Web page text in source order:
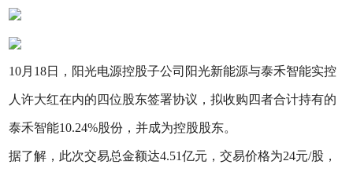
10月18日，阳光电源控股子公司阳光新能源与泰禾智能实控
人许大红在内的四位股东签署协议，拟收购四者合计持有的
泰禾智能10.24%股份，并成为控股股东。
据了解，此次交易总金额达4.51亿元，交易价格为24元/股，